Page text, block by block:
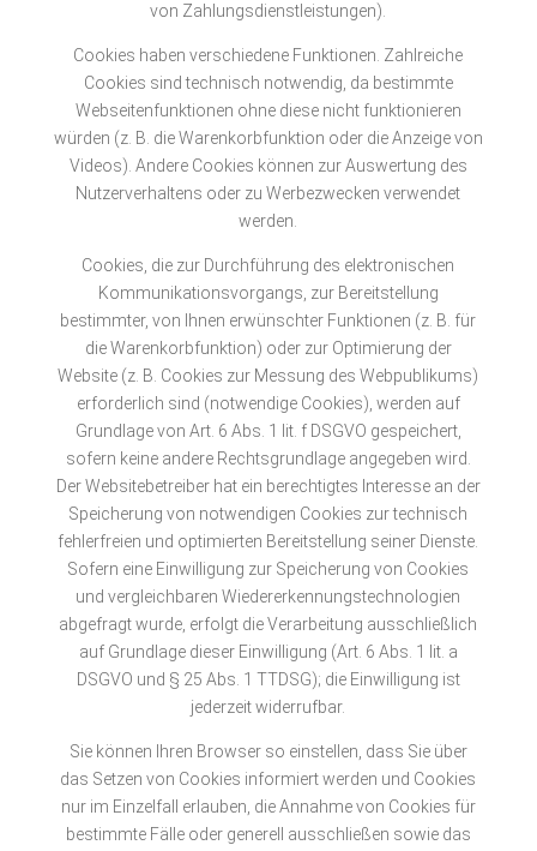
von Zahlungsdienstleistungen).
Cookies haben verschiedene Funktionen. Zahlreiche
Cookies sind technisch notwendig, da bestimmte
Webseitenfunktionen ohne diese nicht funktionieren
würden (z. B. die Warenkorbfunktion oder die Anzeige von
Videos). Andere Cookies können zur Auswertung des
Nutzerverhaltens oder zu Werbezwecken verwendet
werden.
Cookies, die zur Durchführung des elektronischen
Kommunikationsvorgangs, zur Bereitstellung
bestimmter, von Ihnen erwünschter Funktionen (z. B. für
die Warenkorbfunktion) oder zur Optimierung der
Website (z. B. Cookies zur Messung des Webpublikums)
erforderlich sind (notwendige Cookies), werden auf
Grundlage von Art. 6 Abs. 1 lit. f DSGVO gespeichert,
sofern keine andere Rechtsgrundlage angegeben wird.
Der Websitebetreiber hat ein berechtigtes Interesse an der
Speicherung von notwendigen Cookies zur technisch
fehlerfreien und optimierten Bereitstellung seiner Dienste.
Sofern eine Einwilligung zur Speicherung von Cookies
und vergleichbaren Wiedererkennungstechnologien
abgefragt wurde, erfolgt die Verarbeitung ausschließlich
auf Grundlage dieser Einwilligung (Art. 6 Abs. 1 lit. a
DSGVO und § 25 Abs. 1 TTDSG); die Einwilligung ist
jederzeit widerrufbar.
Sie können Ihren Browser so einstellen, dass Sie über
das Setzen von Cookies informiert werden und Cookies
nur im Einzelfall erlauben, die Annahme von Cookies für
bestimmte Fälle oder generell ausschließen sowie das